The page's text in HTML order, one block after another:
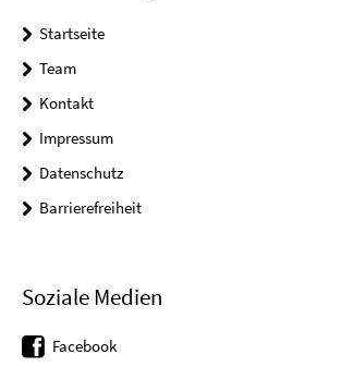
Startseite
Team
Kontakt
Impressum
Datenschutz
Barrierefreiheit
Soziale Medien
Facebook